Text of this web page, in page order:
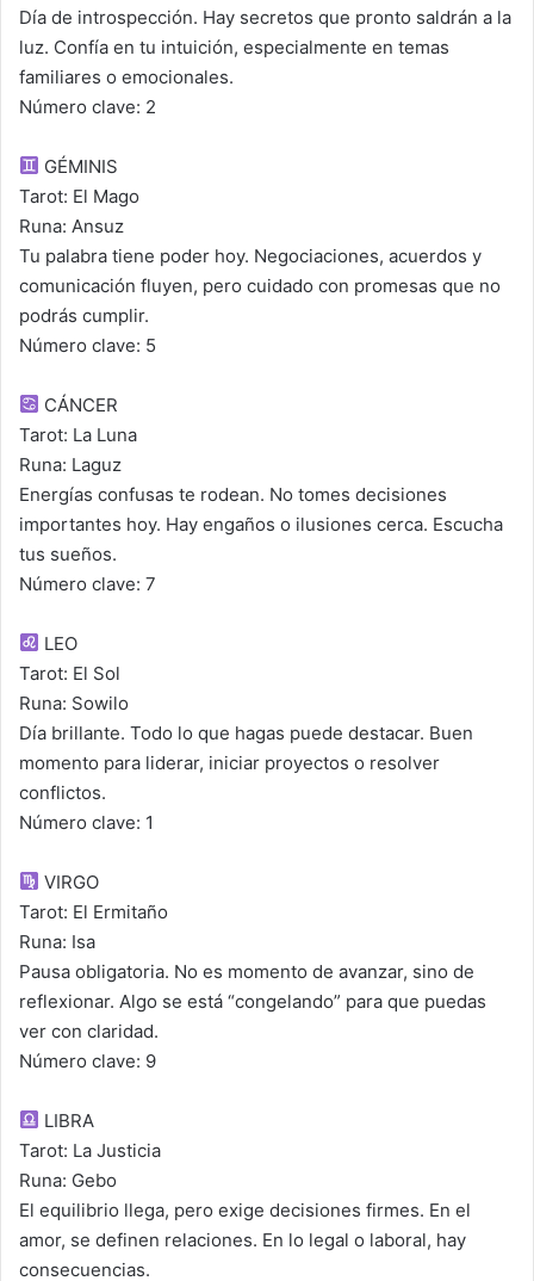
Día de introspección. Hay secretos que pronto saldrán a la
luz. Confía en tu intuición, especialmente en temas
familiares o emocionales.
Número clave: 2
GÉMINIS
Tarot: El Mago
Runa: Ansuz
Tu palabra tiene poder hoy. Negociaciones, acuerdos y
comunicación fluyen, pero cuidado con promesas que no
podrás cumplir.
Número clave: 5
CÁNCER
Tarot: La Luna
Runa: Laguz
Energías confusas te rodean. No tomes decisiones
importantes hoy. Hay engaños o ilusiones cerca. Escucha
tus sueños.
Número clave: 7
LEO
Tarot: El Sol
Runa: Sowilo
Día brillante. Todo lo que hagas puede destacar. Buen
momento para liderar, iniciar proyectos o resolver
conflictos.
Número clave: 1
VIRGO
Tarot: El Ermitaño
Runa: Isa
Pausa obligatoria. No es momento de avanzar, sino de
reflexionar. Algo se está “congelando” para que puedas
ver con claridad.
Número clave: 9
LIBRA
Tarot: La Justicia
Runa: Gebo
El equilibrio llega, pero exige decisiones firmes. En el
amor, se definen relaciones. En lo legal o laboral, hay
consecuencias.